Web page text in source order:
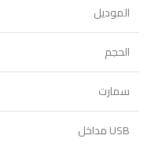
الموديل
الحجم
سمارت
USB مداخل